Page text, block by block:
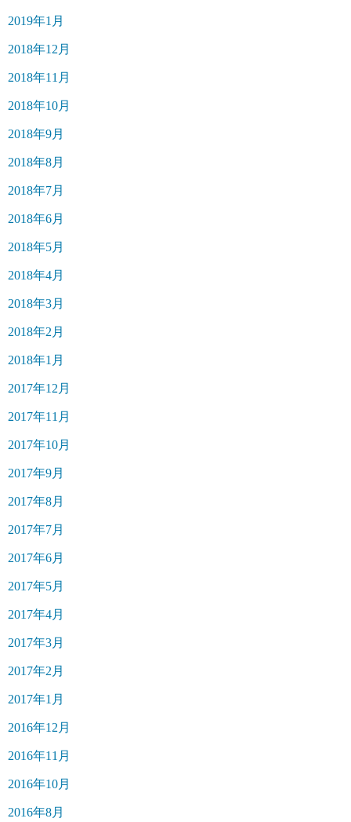
2019年1月
2018年12月
2018年11月
2018年10月
2018年9月
2018年8月
2018年7月
2018年6月
2018年5月
2018年4月
2018年3月
2018年2月
2018年1月
2017年12月
2017年11月
2017年10月
2017年9月
2017年8月
2017年7月
2017年6月
2017年5月
2017年4月
2017年3月
2017年2月
2017年1月
2016年12月
2016年11月
2016年10月
2016年8月